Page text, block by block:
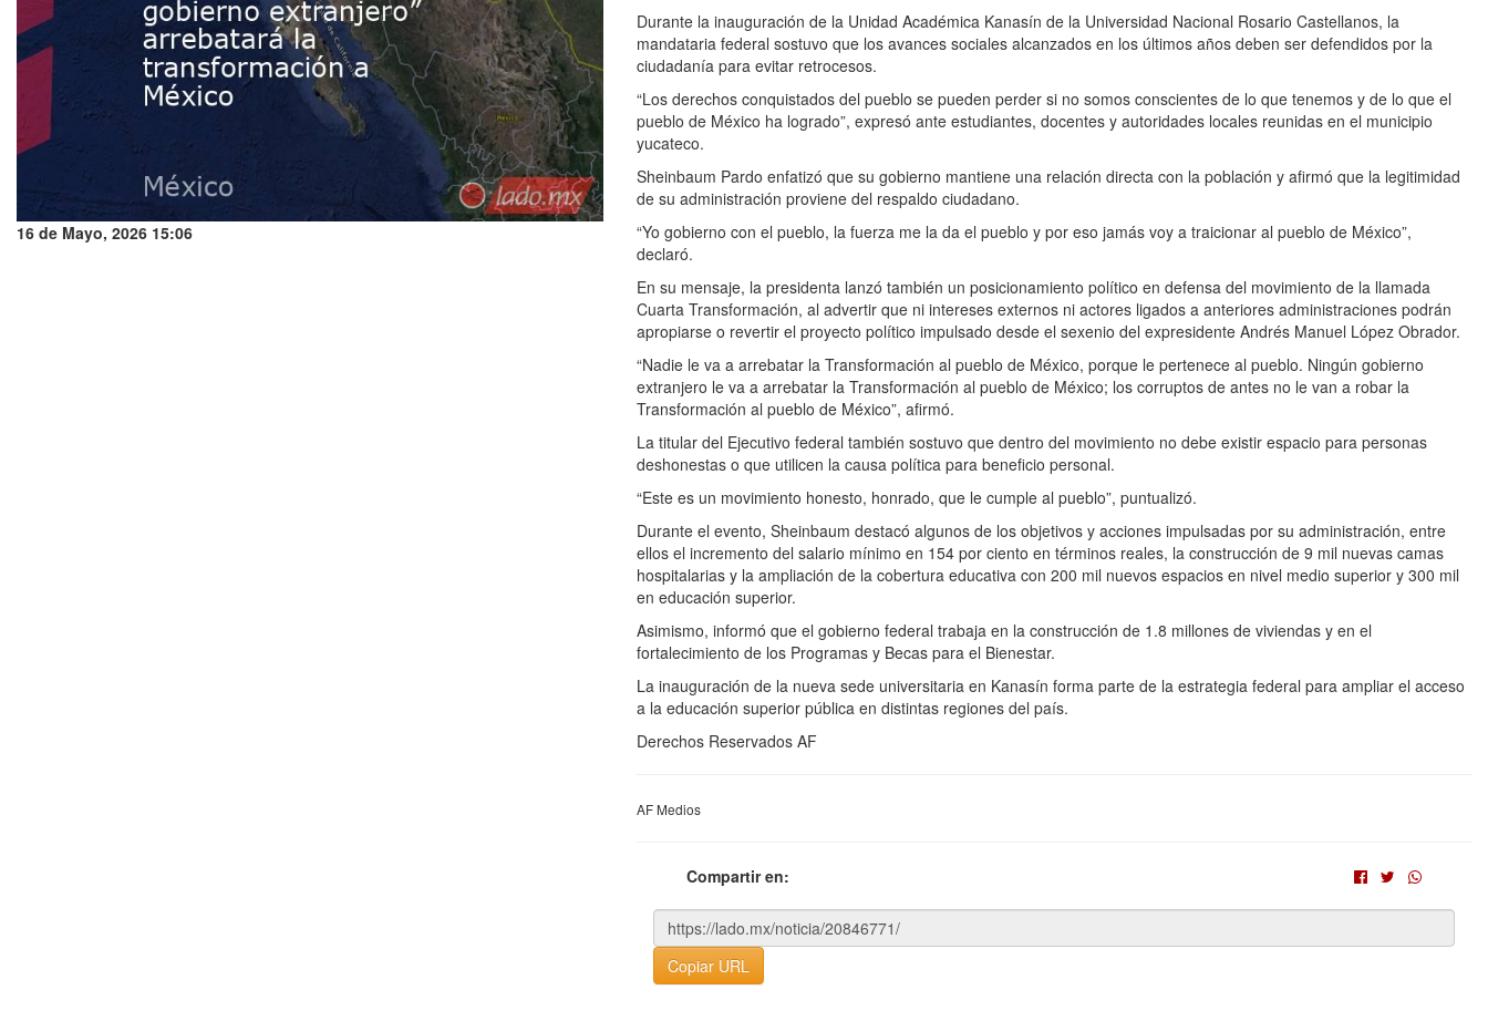
16 de Mayo, 2026 15:06
Durante la inauguración de la Unidad Académica Kanasín de la Universidad Nacional Rosario Castellanos, la
mandataria federal sostuvo que los avances sociales alcanzados en los últimos años deben ser defendidos por la
ciudadanía para evitar retrocesos.
“Los derechos conquistados del pueblo se pueden perder si no somos conscientes de lo que tenemos y de lo que el
pueblo de México ha logrado”, expresó ante estudiantes, docentes y autoridades locales reunidas en el municipio
yucateco.
Sheinbaum Pardo enfatizó que su gobierno mantiene una relación directa con la población y afirmó que la legitimidad
de su administración proviene del respaldo ciudadano.
“Yo gobierno con el pueblo, la fuerza me la da el pueblo y por eso jamás voy a traicionar al pueblo de México”,
declaró.
En su mensaje, la presidenta lanzó también un posicionamiento político en defensa del movimiento de la llamada
Cuarta Transformación, al advertir que ni intereses externos ni actores ligados a anteriores administraciones podrán
apropiarse o revertir el proyecto político impulsado desde el sexenio del expresidente Andrés Manuel López Obrador.
“Nadie le va a arrebatar la Transformación al pueblo de México, porque le pertenece al pueblo. Ningún gobierno
extranjero le va a arrebatar la Transformación al pueblo de México; los corruptos de antes no le van a robar la
Transformación al pueblo de México”, afirmó.
La titular del Ejecutivo federal también sostuvo que dentro del movimiento no debe existir espacio para personas
deshonestas o que utilicen la causa política para beneficio personal.
“Este es un movimiento honesto, honrado, que le cumple al pueblo”, puntualizó.
Durante el evento, Sheinbaum destacó algunos de los objetivos y acciones impulsadas por su administración, entre
ellos el incremento del salario mínimo en 154 por ciento en términos reales, la construcción de 9 mil nuevas camas
hospitalarias y la ampliación de la cobertura educativa con 200 mil nuevos espacios en nivel medio superior y 300 mil
en educación superior.
Asimismo, informó que el gobierno federal trabaja en la construcción de 1.8 millones de viviendas y en el
fortalecimiento de los Programas y Becas para el Bienestar.
La inauguración de la nueva sede universitaria en Kanasín forma parte de la estrategia federal para ampliar el acceso
a la educación superior pública en distintas regiones del país.
Derechos Reservados AF
AF Medios
Compartir en:
Copiar URL